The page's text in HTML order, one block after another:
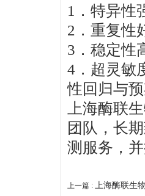
1．特异性
2．重复性
3．稳定性
4．超灵敏
性回归与
上海酶联
团队，长
测服务，
上一篇 :
上海酶联生